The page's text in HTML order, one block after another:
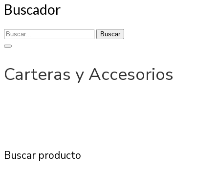
Buscador
Buscar
Carteras y Accesorios
Buscar producto